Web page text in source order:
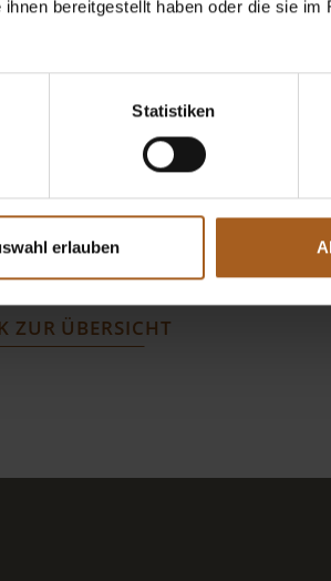
bereitgestellt haben oder die sie im
Statistiken
erlauben
ZUR ÜBERSICHT